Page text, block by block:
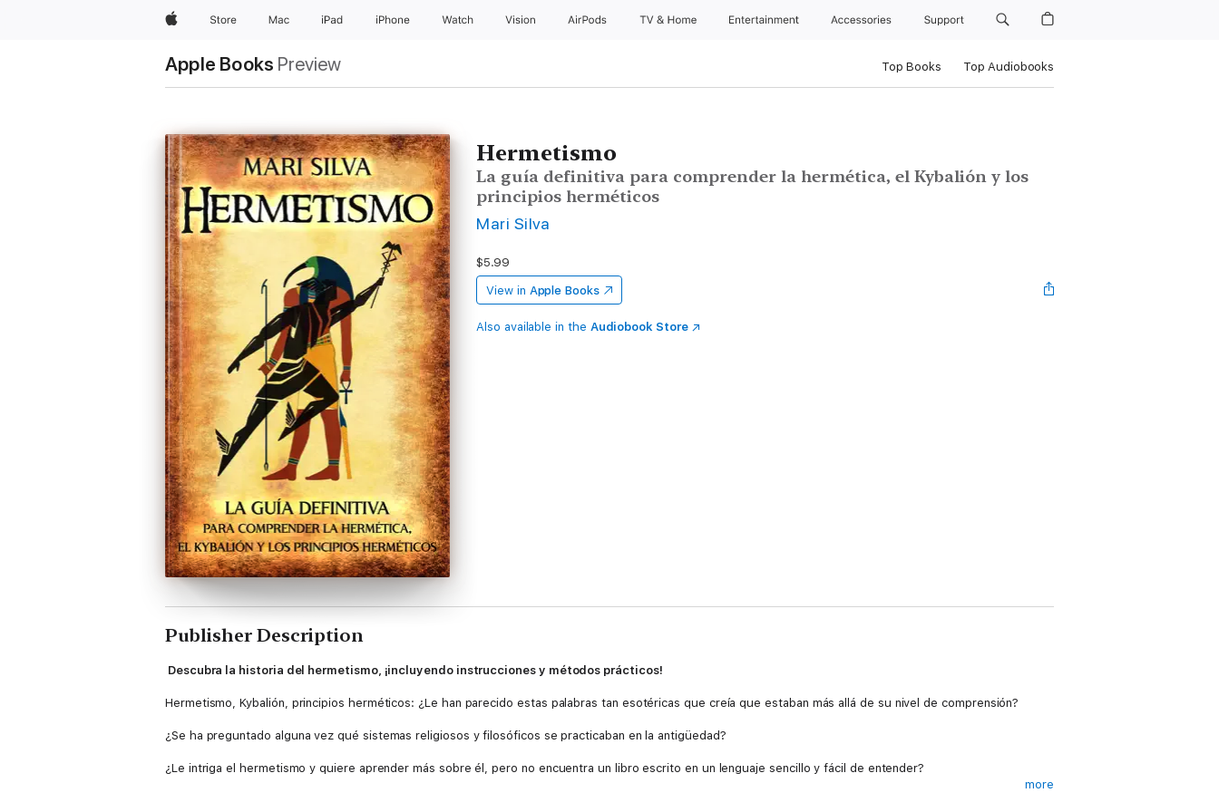
AppleStore Mac iPad iPhone Watch Vision AirPods TV & Home Entertainment Accessories Support
Apple Books Preview Top Books Top Audiobooks
Hermetismo
La guía definitiva para comprender la hermética, el Kybalión y los
principios herméticos
Mari Silva
$5.99
View in Apple Books
Also available in the Audiobook Store
Publisher Description
Descubra la historia del hermetismo, ¡incluyendo instrucciones y métodos prácticos!
Hermetismo, Kybalión, principios herméticos: ¿Le han parecido estas palabras tan esotéricas que creía que estaban más allá de su nivel de comprensión?
¿Se ha preguntado alguna vez qué sistemas religiosos y filosóficos se practicaban en la antigüedad?
¿Le intriga el hermetismo y quiere aprender más sobre él, pero no encuentra un libro escrito en un lenguaje sencillo y fácil de entender?
more